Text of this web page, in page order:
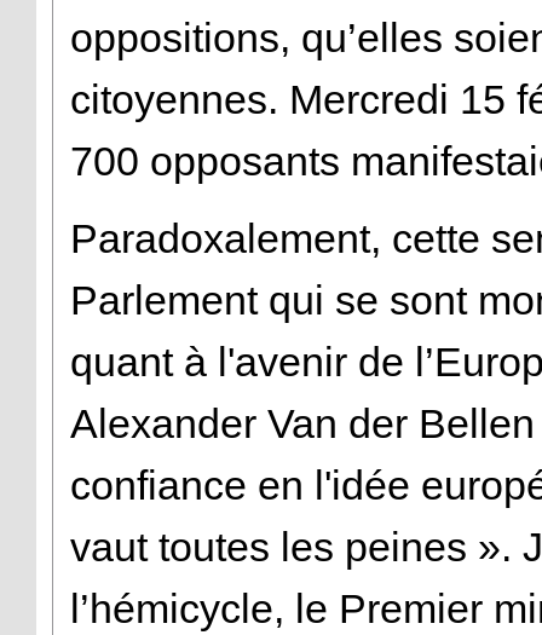
oppositions, qu’elles
citoyennes. Mercredi 15
700 opposants
Paradoxalement, cette
Parlement qui se sont
quant à l'avenir de
Alexander Van der
confiance en l'idée
vaut toutes les peines ».
l’hémicycle, le Premier